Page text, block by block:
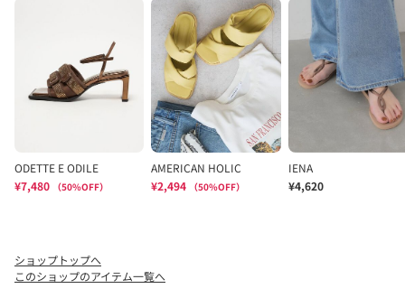
ショップトップへ
このショップのアイテム一覧へ